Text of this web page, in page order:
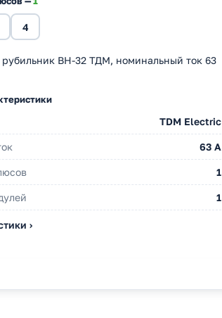
4
BH-32 ТДМ, номинальный ток 63
TDM Electric
63 A
1
1
›